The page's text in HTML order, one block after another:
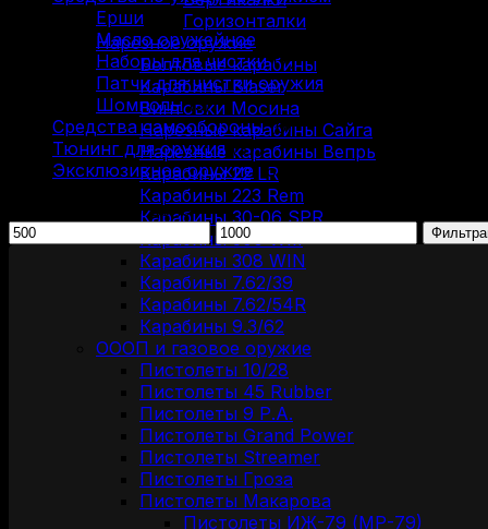
Горизонталки
Нарезное оружие
Болтовые карабины
Карабины Blaser
Винтовки Мосина
Нарезные карабины Сайга
Нарезные карабины Вепрь
Карабины 22 LR
Карабины 223 Rem
Карабины 30-06 SPR
Карабины 300 WM
Карабины 308 WIN
Карабины 7.62/39
Карабины 7.62/54R
Карабины 9.3/62
ОООП и газовое оружие
Пистолеты 10/28
Пистолеты 45 Rubber
Пистолеты 9 Р.А.
Пистолеты Grand Power
Пистолеты Streamer
Пистолеты Гроза
Пистолеты Макарова
Пистолеты ИЖ-79 (МР-79)
Ерши
Масло оружейное
Наборы для чистки (7)
Патчи для чистки оружия
Шомполы (3)
Средства самообороны (6)
Тюнинг для оружия (37)
Эксклюзивное оружие (6)
Фильтрация по цене
Минимальная
цена
Максимальная
цена